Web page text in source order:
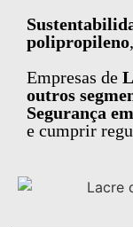
polipropileno
Empresas de
outros
Segurança
e cumprir